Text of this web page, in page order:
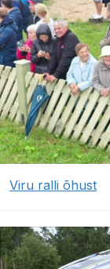
Viru ralli õhust